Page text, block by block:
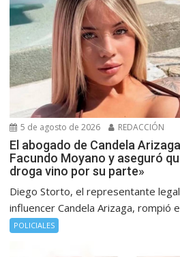
5 de agosto de 2026 REDACCIÓN
El abogado de Candela
Facundo Moyano y aseguró
droga vino por su parte»
Diego Storto, el representante
influencer Candela Arizaga, rompió
POLICIALES